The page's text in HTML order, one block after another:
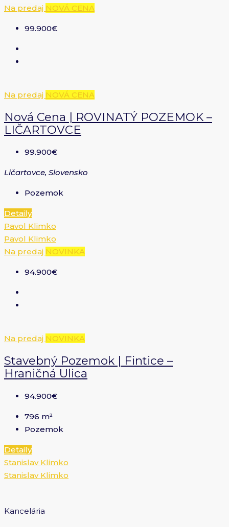
Na predaj NOVÁ CENA
99.900€
Na predaj NOVÁ CENA
Nová Cena | ROVINATÝ POZEMOK –
LIČARTOVCE
99.900€
Ličartovce, Slovensko
Pozemok
Detaily
Pavol Klimko
Pavol Klimko
Na predaj NOVINKA
94.900€
Na predaj NOVINKA
Stavebný Pozemok | Fintice –
Hraničná Ulica
94.900€
796 m²
Pozemok
Detaily
Stanislav Klimko
Stanislav Klimko
Kancelária